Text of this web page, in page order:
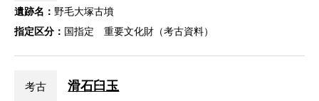
遺跡名： 野毛大塚古墳
指定区分： 国指定 重要文化財（考古資料）
考古 滑石臼玉